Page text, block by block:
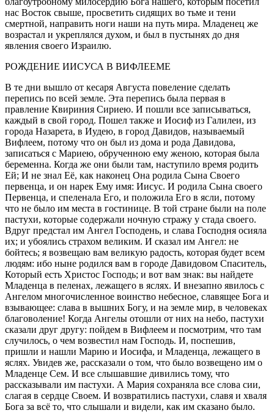
нас Восток свыше, просветить сидящих во тьме и тени
смертной, направить ноги наши на путь мира. Младенец же
возрастал и укреплялся духом, и был в пустынях до дня
явления своего Израилю.
РОЖДЕНИЕ ИИСУСА В ВИФЛЕЕМЕ
В те дни вышло от кесаря Августа повеление сделать
перепись по всей земле. Эта перепись была первая в
правление Квириния Сириею. И пошли все записываться,
каждый в свой город. Пошел также и Иосиф из Галилеи, из
города Назарета, в Иудею, в город Давидов, называемый
Вифлеем, потому что он был из дома и рода Давидова,
записаться с Мариею, обрученною ему женою, которая была
беременна. Когда же они были там, наступило время родить
Ей; И не знал Её, как наконец Она родила Сына Своего
первенца, и он нарек Ему имя: Иисус. И родила Сына своего
Первенца, и спеленала Его, и положила Его в ясли, потому
что не было им места в гостинице. В той стране были на поле
пастухи, которые содержали ночную стражу у стада своего.
Вдруг предстал им Ангел Господень, и слава Господня осияла
их; и убоялись страхом великим. И сказал им Ангел: не
бойтесь; я возвещаю вам великую радость, которая будет всем
людям: ибо ныне родился вам в городе Давидовом Спаситель,
Который есть Христос Господь; и вот вам знак: вы найдете
Младенца в пеленах, лежащего в яслях. И внезапно явилось с
Ангелом многочисленное воинство небесное, славящее Бога и
взывающее: слава в вышних Богу, и на земле мир, в человеках
благоволение! Когда Ангелы отошли от них на небо, пастухи
сказали друг другу: пойдем в Вифлеем и посмотрим, что там
случилось, о чем возвестил нам Господь. И, поспешив,
пришли и нашли Марию и Иосифа, и Младенца, лежащего в
яслях. Увидев же, рассказали о том, что было возвещено им о
Младенце Сем. И все слышавшие дивились тому, что
рассказывали им пастухи. А Мария сохраняла все слова сии,
слагая в сердце Своем. И возвратились пастухи, славя и хваля
Бога за всё то, что слышали и видели, как им сказано было.